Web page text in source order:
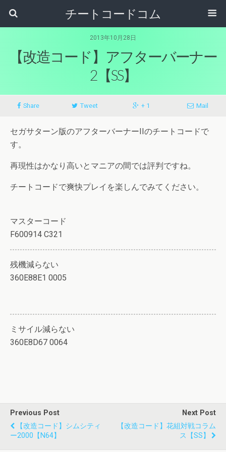
チートコードコム
2013年10月28日
【改造コード】アフターバーナー
2【SS】
Share Tweet + 1 Mail
セガサターン版のアフターバーナーIIのチートコードで
す。
再現性はかなり高いとマニアの間では評判ですね。
チートコードで爽快プレイを楽しんでみてください。
マスターコード
F600914 C321
残機減らない
360E88E1 0005
ミサイル減らない
360E8D67 0064
Previous Post
【改造コード】シムシティ
ー2000【N64】
Next Post
【改造コード】花組対戦コラム
ス【SS】